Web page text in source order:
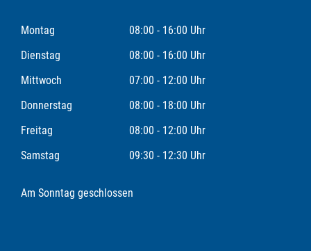
Montag
08:00 - 16:00 Uhr
Dienstag
08:00 - 16:00 Uhr
Mittwoch
07:00 - 12:00 Uhr
Donnerstag
08:00 - 18:00 Uhr
Freitag
08:00 - 12:00 Uhr
Samstag
09:30 - 12:30 Uhr
Am Sonntag geschlossen